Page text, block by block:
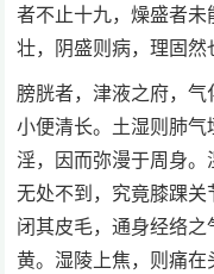
者不止十九，燥盛者
壮，阴盛则病，理固然
膀胱者，津液之府，
小便清长。土湿则肺
淫，因而弥漫于周身。
无处不到，究竟膝踝关
闭其皮毛，通身经络
黄。湿陵上焦，则痛